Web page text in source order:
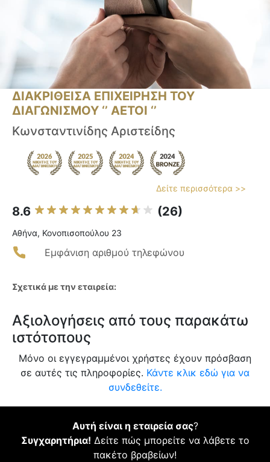
ΔΙΑΚΡΙΘΕΙΣΑ ΕΠΙΧΕΙΡΗΣΗ ΤΟΥ
ΔΙΑΓΩΝΙΣΜΟΥ ‘’ ΑΕΤΟΙ ‘’
Κωνσταντινίδης Αριστείδης
Δείτε περισσότερα >>
8.6 (26)
Αθήνα, Κονοπισοπούλου 23
Εμφάνιση αριθμού τηλεφώνου
Σχετικά με την εταιρεία:
Αξιολογήσεις από τους παρακάτω
ιστότοπους
Μόνο οι εγγεγραμμένοι χρήστες έχουν πρόσβαση
σε αυτές τις πληροφορίες. Κάντε κλικ εδώ για να
συνδεθείτε.
Αυτή είναι η εταιρεία σας?
Συγχαρητήρια! Δείτε πώς μπορείτε να λάβετε το
πακέτο βραβείων!